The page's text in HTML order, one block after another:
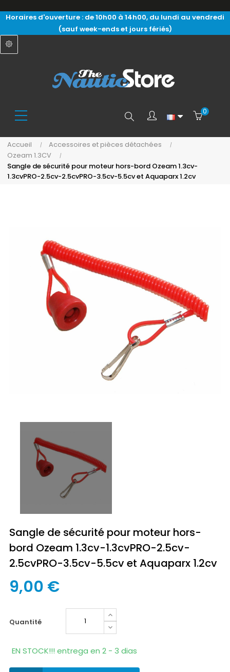
Horaires d'ouverture : de 10h00 à 14h00, du lundi au vendredi
(sauf week-ends et jours fériés)
Search 0
Accueil
Accessoires et pièces détachées
Ozeam 1.3CV
Sangle de sécurité pour moteur hors-bord Ozeam 1.3cv-
1.3cvPRO-2.5cv-2.5cvPRO-3.5cv-5.5cv et Aquaparx 1.2cv
Sangle de sécurité pour moteur hors-
bord Ozeam 1.3cv-1.3cvPRO-2.5cv-
2.5cvPRO-3.5cv-5.5cv et Aquaparx 1.2cv
9,00 €
quantité
EN STOCK!!! entrega en 2 - 3 dias